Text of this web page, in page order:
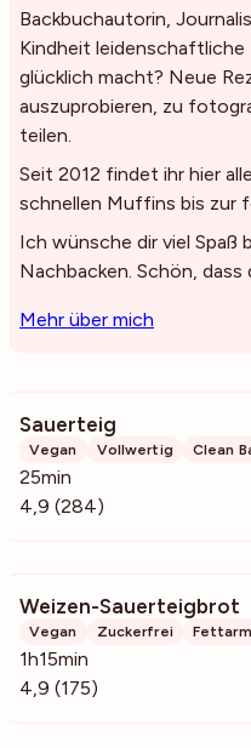
Backbuchautorin,
Kindheit leidenschaftliche
glücklich macht? Neue
auszuprobieren, zu
teilen.
Seit 2012 findet ihr hier
schnellen Muffins bis zur
Ich wünsche dir viel Spaß
Nachbacken. Schön, dass
Mehr über mich
Sauerteig
Vegan Vollwertig Clean
25min
4,9 (284)
Weizen-Sauerteigbrot
Vegan Zuckerfrei Fettarm
1h15min
4,9 (175)